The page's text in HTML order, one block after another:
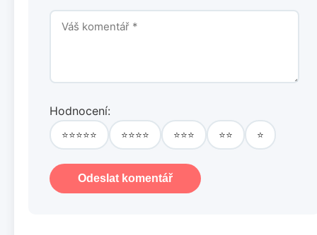
Hodnocení:
⭐⭐⭐⭐⭐ ⭐⭐⭐⭐ ⭐⭐⭐ ⭐⭐ ⭐
Odeslat komentář